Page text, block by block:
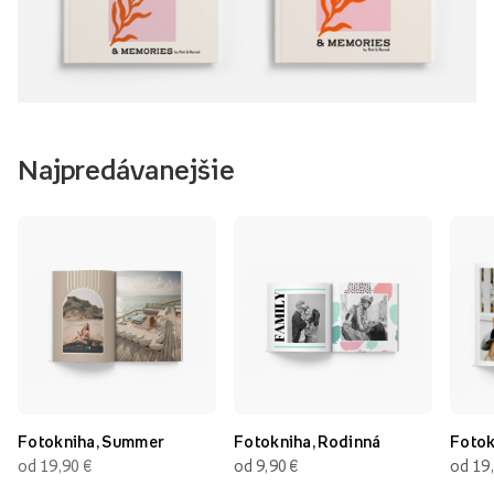
Najpredávanejšie
Fotokniha, Summer
od 19,90 €
Fotokniha, Rodinná
od 9,90 €
od